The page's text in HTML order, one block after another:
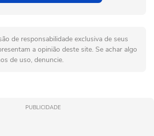
de responsabilidade exclusiva de seus
a opinião deste site. Se achar algo
de uso, denuncie.
PUBLICIDADE